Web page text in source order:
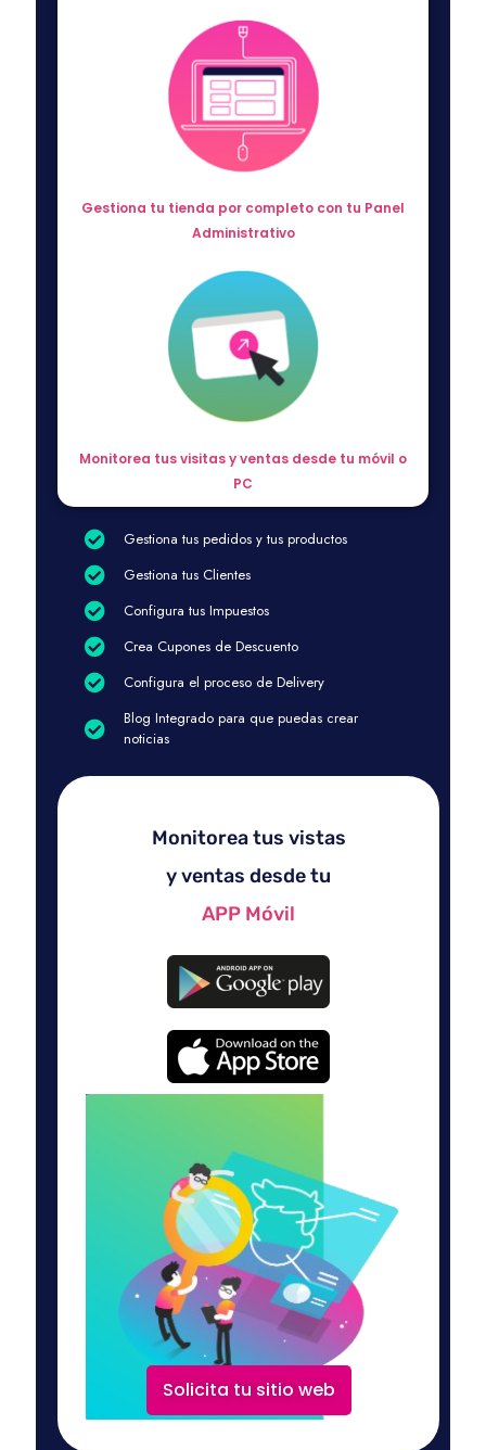
Gestiona tu tienda por completo con tu Panel
Administrativo
Monitorea tus visitas y ventas desde tu móvil o
PC
Gestiona tus pedidos y tus productos
Gestiona tus Clientes
Configura tus Impuestos
Crea Cupones de Descuento
Configura el proceso de Delivery
Blog Integrado para que puedas crear
noticias
Monitorea tus vistas
y ventas desde tu
APP Móvil
Solicita tu sitio web